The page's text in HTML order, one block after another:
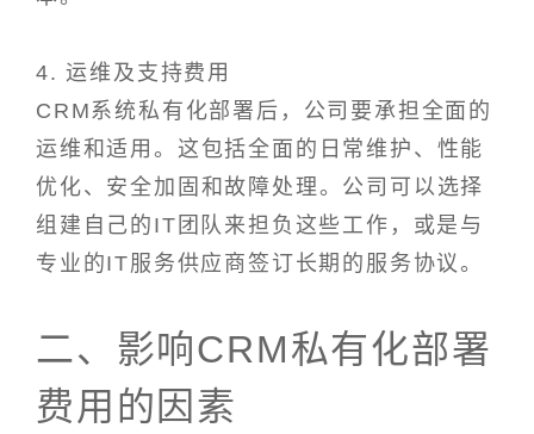
4. 运维及支持费用
CRM系统私有化部署后，公司要承担全面的
运维和适用。这包括全面的日常维护、性能
优化、安全加固和故障处理。公司可以选择
组建自己的IT团队来担负这些工作，或是与
专业的IT服务供应商签订长期的服务协议。
二、影响CRM私有化部署
费用的因素